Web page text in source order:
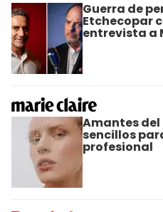
Guerra de
Etchecopar
entrevista a
Amantes del
sencillos
profesional